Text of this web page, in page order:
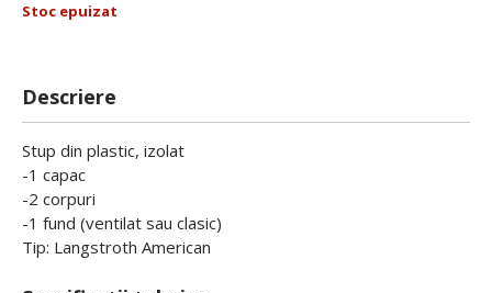
Stoc epuizat
Descriere
Stup din plastic, izolat
-1 capac
-2 corpuri
-1 fund (ventilat sau clasic)
Tip: Langstroth American